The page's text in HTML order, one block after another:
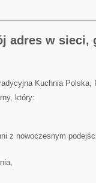
adres w sieci,
Kuchnia Polska,
który:
z nowoczesnym